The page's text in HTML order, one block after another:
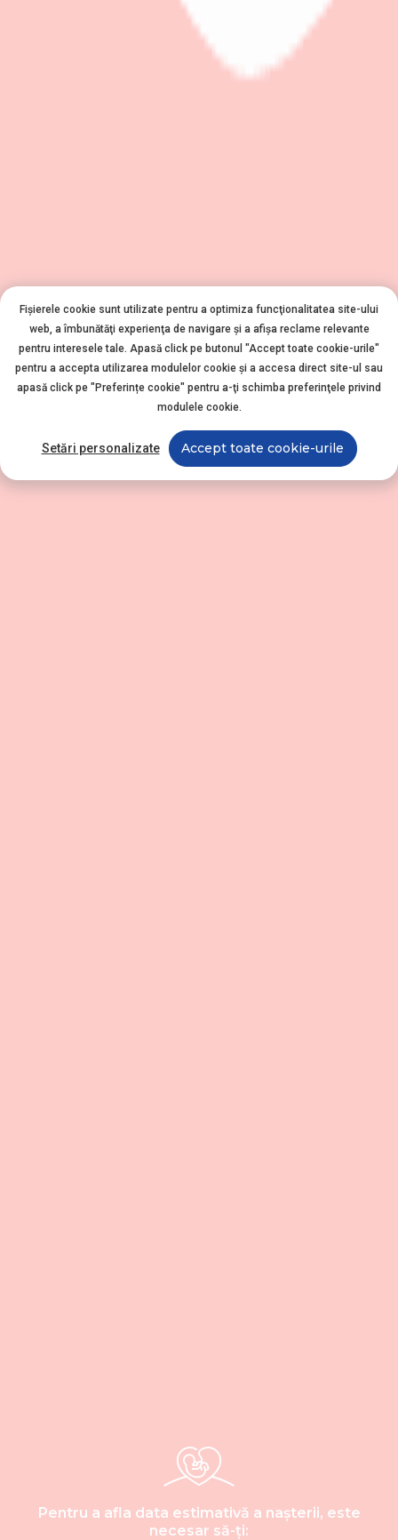
Pentru a afla data estimativă a nașterii, este
necesar să-ți:
Fișierele cookie sunt utilizate pentru a optimiza funcţionalitatea site-ului
web, a îmbunătăţi experienţa de navigare şi a afişa reclame relevante
pentru interesele tale. Apasă click pe butonul "Accept toate cookie-urile"
pentru a accepta utilizarea modulelor cookie şi a accesa direct site-ul sau
apasă click pe "Preferințe cookie" pentru a-ţi schimba preferinţele privind
modulele cookie.
Setări personalizate Accept toate cookie-urile